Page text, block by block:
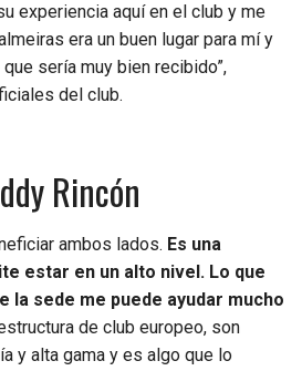
experiencia aquí en el club y me
era un buen lugar para mí y
sería muy bien recibido”,
del club.
Rincón
ambos lados. Es una
estar en un alto nivel. Lo que
la sede me puede ayudar mucho
de club europeo, son
y alta gama y es algo que lo